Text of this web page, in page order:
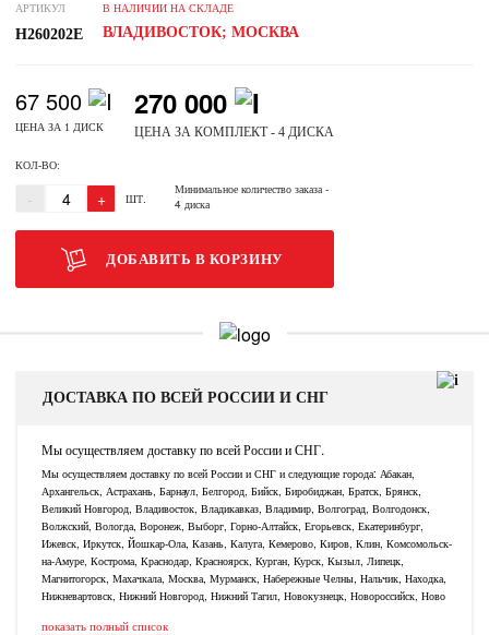
АРТИКУЛ
H260202E
В НАЛИЧИИ НА СКЛАДЕ
ВЛАДИВОСТОК; МОСКВА
67 500
ЦЕНА ЗА 1 ДИСК
270 000
ЦЕНА ЗА КОМПЛЕКТ - 4 ДИСКА
КОЛ-ВО:
- + ШТ.
Минимальное количество заказа-
4 диска
ДОБАВИТЬ В КОРЗИНУ
ДОСТАВКА ПО ВСЕЙ РОССИИ И СНГ
Мы осуществляем доставку по всей России и СНГ.
Мы осуществляем доставку по всей России и СНГ и следующие города: Абакан,
Архангельск, Астрахань, Барнаул, Белгород, Бийск, Биробиджан, Братск, Брянск,
Великий Новгород, Владивосток, Владикавказ, Владимир, Волгоград, Волгодонск,
Волжский, Вологда, Воронеж, Выборг, Горно-Алтайск, Егорьевск, Екатеринбург,
Ижевск, Иркутск, Йошкар-Ола, Казань, Калуга, Кемерово, Киров, Клин, Комсомольск-
на-Амуре, Кострома, Краснодар, Красноярск, Курган, Курск, Кызыл, Липецк,
Магнитогорск, Махачкала, Москва, Мурманск, Набережные Челны, Нальчик, Находка,
Нижневартовск, Нижний Новгород, Нижний Тагил, Новокузнецк, Новороссийск, Ново
показать полный список